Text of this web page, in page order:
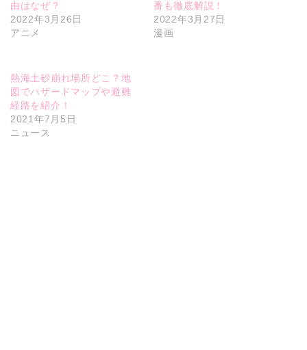
由はなぜ？
2022年3月26日
アニメ
番も徹底解説！
2022年3月27日
漫画
熱海土砂崩れ場所どこ？地
図でハザードマップや避難
経路を紹介！
2021年7月5日
ニュース